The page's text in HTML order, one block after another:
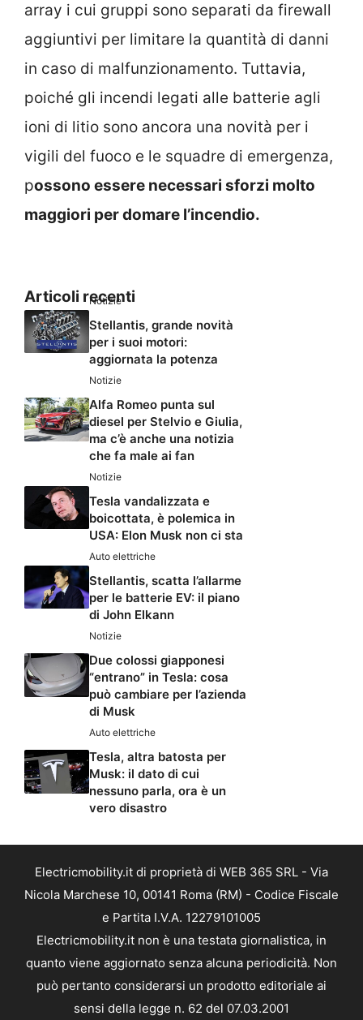
array i cui gruppi sono separati da firewall
aggiuntivi per limitare la quantità di danni
in caso di malfunzionamento. Tuttavia,
poiché gli incendi legati alle batterie agli
ioni di litio sono ancora una novità per i
vigili del fuoco e le squadre di emergenza,
possono essere necessari sforzi molto
maggiori per domare l’incendio.
Articoli recenti
Notizie
Stellantis, grande novità
per i suoi motori:
aggiornata la potenza
Notizie
Alfa Romeo punta sul
diesel per Stelvio e Giulia,
ma c’è anche una notizia
che fa male ai fan
Notizie
Tesla vandalizzata e
boicottata, è polemica in
USA: Elon Musk non ci sta
Auto elettriche
Stellantis, scatta l’allarme
per le batterie EV: il piano
di John Elkann
Notizie
Due colossi giapponesi
“entrano” in Tesla: cosa
può cambiare per l’azienda
di Musk
Auto elettriche
Tesla, altra batosta per
Musk: il dato di cui
nessuno parla, ora è un
vero disastro
Electricmobility.it di proprietà di WEB 365 SRL - Via
Nicola Marchese 10, 00141 Roma (RM) - Codice Fiscale
e Partita I.V.A. 12279101005
Electricmobility.it non è una testata giornalistica, in
quanto viene aggiornato senza alcuna periodicità. Non
può pertanto considerarsi un prodotto editoriale ai
sensi della legge n. 62 del 07.03.2001